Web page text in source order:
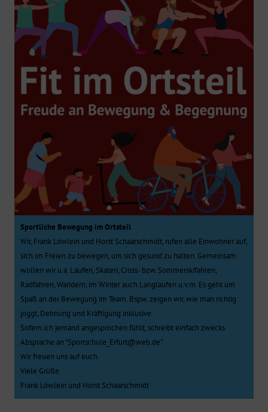
Sportliche Bewegung im Ortsteil
Wir, Frank Löwlein und Horst Schaarschmidt, rufen alle Einwohner auf,
sich im Freien zu bewegen, um sich gesund zu halten. Gemeinsam
wollen wir u.a. Laufen, Skaten, Cross- bzw. Sommerskifahren,
Radfahren, Wandern, im Winter auch Langlaufen u.v.m. Es geht um
Spaß an der Bewegung im Team. Bspw. zeigen wir, wie man richtig
joggt, Dehnung und Kräftigung inklusive.
Sofern ich jemand angesprochen fühlt, schreibt einfach zwecks
Absprache an "Sportschule_Erfurt@web.de"
Wir freuen uns auf euch.
Viele Grüße
Frank Löwlein und Horst Schaarschmidt